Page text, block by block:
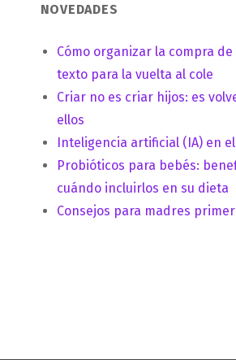
NOVEDADES
Cómo organizar la compra
texto para la vuelta al cole
Criar no es criar hijos: es
ellos
Inteligencia artificial (IA) en
Probióticos para bebés:
cuándo incluirlos en su dieta
Consejos para madres